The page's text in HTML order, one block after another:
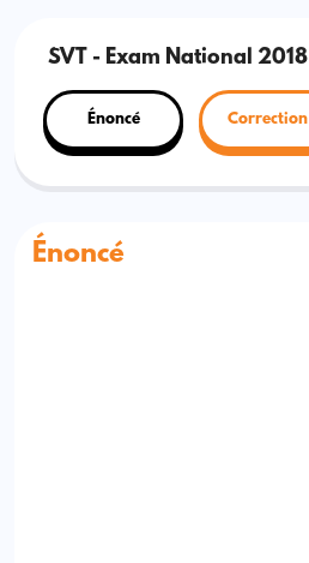
SVT - Exam National 2018
Énoncé Correction
Énoncé